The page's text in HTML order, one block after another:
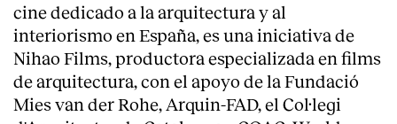
cine dedicado a la arquitectura y al
interiorismo en España, es una iniciativa de
Nihao Films, productora especializada en films
de arquitectura, con el apoyo de la Fundació
Mies van der Rohe, Arquin-FAD, el Col·legi